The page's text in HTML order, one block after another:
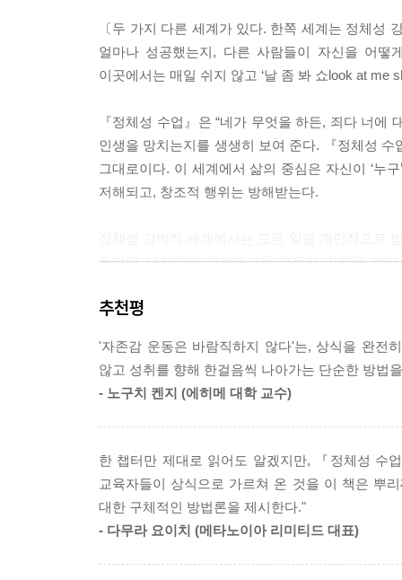
어버리게 되는 것이다. 이야기마다 세부적인 요
조 macrostructure’ 패턴이라고 한다. 이 책은 당
성’을 잘 생각해 봐야 한다. 책을 계속해서 읽어
턴으로 옮겨 가는 기회를 누릴 것이다.
---「4장 보이지 않는 구조」중에서
자기가 ‘패배자’라는 달갑지 않은 신념을 지니고
지고 싶은 욕구, 특별해지고 싶은 욕구와 관련되
에 대한 보상이 필요한 것이다. 사실 이것은 일반
방정식의 한 가지 변수가 되면 진동 구조 속에 놓
---「4장 보이지 않는 구조」중에서
그러나 단기적인 충동과 욕구가 아닌 장기적인 열
충족을 더 중요한 목적을 위해 전략적으로 지연시
력이다. 계층화란 중요한 것들을 선별해 내는 것
시키려는 유혹에 맞닥뜨리기 훨씬 전에 전략을 세
〔두 가지 다른 세계가 있다. 한쪽 세계는 정체성
얼마나 성공했는지, 다른 사람들이 자신을 어
이곳에서는 매일 쉬지 않고 ‘날 좀 봐 쇼look at me
『정체성 수업』은 “네가 무엇을 하든, 죄다 너
인생을 망치는지를 생생히 보여 준다. 『정체성 수
그대로이다. 이 세계에서 삶의 중심은 자신이 ‘누
저해되고, 창조적 행위는 방해받는다.
두려워 세상과의 관계에서는 모두가 가면을 쓴
인해 반드시 반전이 일어나고, 성공은 지속되지
“나에게로 향하는 시선을 거둬, 이루고자 하는 목
메타노이아(metanoia), 마음의 전환법
사람들을 있는 그대로의 개인으로 바라볼 줄 알
높은 열망을 추구하며 가장 깊은 가치에 따라 살아
삶의 중심을 자신이 ‘누구’인가가 아니라, 자신
저자가 이야기하는 이 책의 단 한 가지 핵심 주제
추천평
'자존감 운동은 바람직하지 않다'는, 상식을 완전
않고 성취를 향해 한걸음씩 나아가는 단순한 방법
- 노구치 켄지 (에히메 대학 교수)
한 챕터만 제대로 읽어도 알겠지만, 『정체성 수
교육자들이 상식으로 가르쳐 온 것을 이 책은 뿌
대한 구체적인 방법론을 제시한다."
- 다무라 요이치 (메타노이아 리미티드 대표)